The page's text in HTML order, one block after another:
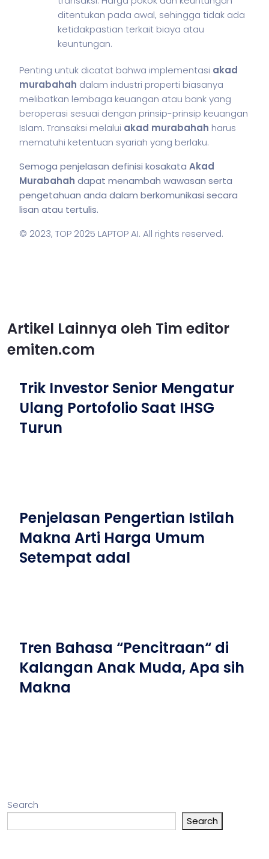
ditentukan pada awal, sehingga tidak ada
ketidakpastian terkait biaya atau
keuntungan.
Penting untuk dicatat bahwa implementasi akad
murabahah dalam industri properti biasanya
melibatkan lembaga keuangan atau bank yang
beroperasi sesuai dengan prinsip-prinsip keuangan
Islam. Transaksi melalui akad murabahah harus
mematuhi ketentuan syariah yang berlaku.
Semoga penjelasan definisi kosakata Akad
Murabahah dapat menambah wawasan serta
pengetahuan anda dalam berkomunikasi secara
lisan atau tertulis.
© 2023, TOP 2025 LAPTOP AI. All rights reserved.
Artikel Lainnya oleh Tim editor
emiten.com
Trik Investor Senior Mengatur
Ulang Portofolio Saat IHSG
Turun
Penjelasan Pengertian Istilah
Makna Arti Harga Umum
Setempat adal
Tren Bahasa “Pencitraan“ di
Kalangan Anak Muda, Apa sih
Makna
Search
Search